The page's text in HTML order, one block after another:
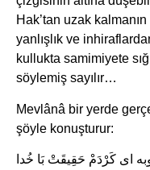
Hak’tan uzak
yanlışlık ve
kullukta samimiyete
söylemiş sayılır…
Mevlânâ bir yerde
şöyle konuşturur:
اى كَرْدَمْ حَقِيقَتْ بَا خُدا